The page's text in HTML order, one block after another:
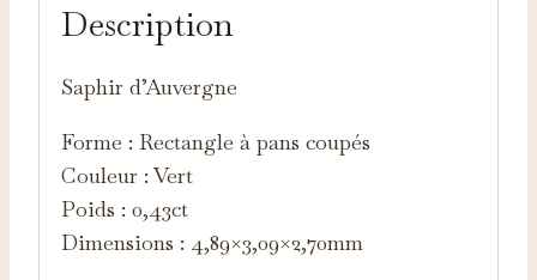
Description
Saphir d’Auvergne
Forme : Rectangle à pans coupés
Couleur : Vert
Poids : 0,43ct
Dimensions : 4,89×3,09×2,70mm